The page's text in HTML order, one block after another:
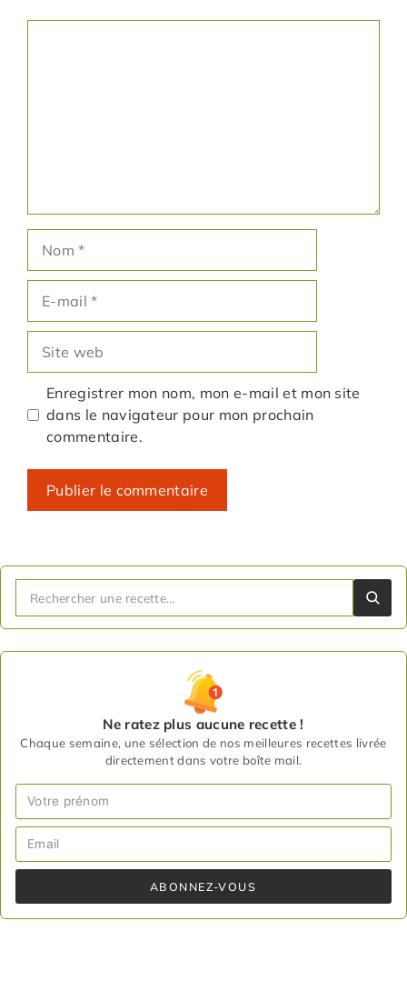
mail
web
Enregistrer mon nom, mon e-mail et mon site
dans le navigateur pour mon prochain
commentaire.
Ne ratez plus aucune recette !
Chaque semaine, une sélection de nos meilleures recettes livrée
directement dans votre boîte mail.
ABONNEZ-VOUS